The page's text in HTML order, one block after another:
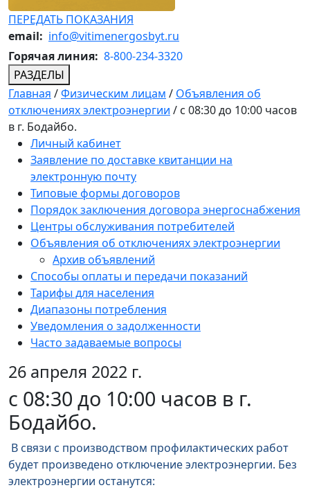
ПЕРЕДАТЬ ПОКАЗАНИЯ
email: info@vitimenergosbyt.ru
Горячая линия: 8-800-234-3320
РАЗДЕЛЫ
Главная /Физическим лицам / Объявления об
отключениях электроэнергии / с 08:30 до 10:00 часов
в г. Бодайбо.
Личный кабинет
Заявление по доставке квитанции на
электронную почту
Типовые формы договоров
Порядок заключения договора энергоснабжения
Центры обслуживания потребителей
Объявления об отключениях электроэнергии
Архив объявлений
Способы оплаты и передачи показаний
Тарифы для населения
Диапазоны потребления
Уведомления о задолженности
Часто задаваемые вопросы
26 апреля 2022 г.
с 08:30 до 10:00 часов в г.
Бодайбо.
В связи с производством профилактических работ
будет произведено отключение электроэнергии. Без
электроэнергии останутся: